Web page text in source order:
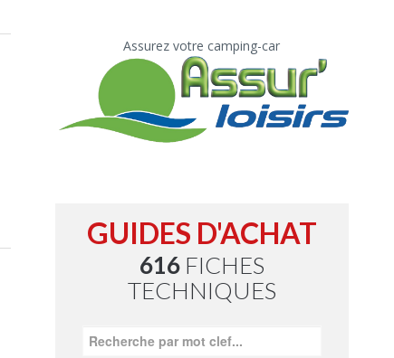
Assurez votre camping-car
GUIDES D'ACHAT
616FICHES
TECHNIQUES